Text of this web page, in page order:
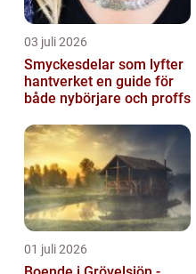
03 juli 2026
Smyckesdelar som lyfter
hantverket en guide för
både nybörjare och proffs
01 juli 2026